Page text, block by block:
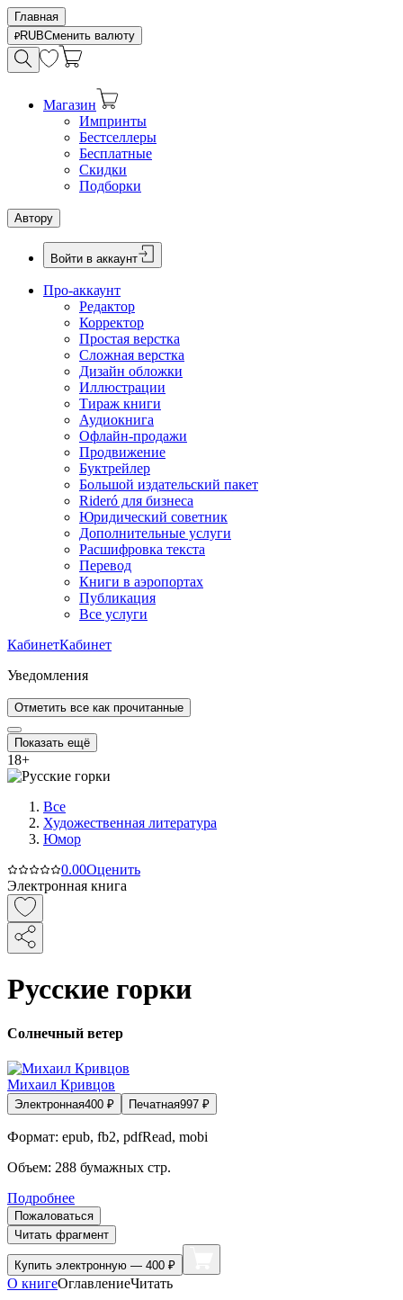
Главная
RUBСменить валюту
Магазин
Импринты
Бестселлеры
Бесплатные
Скидки
Подборки
Автору
Войти в аккаунт
Про-аккаунт
Редактор
Корректор
Простая верстка
Сложная верстка
Дизайн обложки
Иллюстрации
Тираж книги
Аудиокнига
Офлайн-продажи
Продвижение
Буктрейлер
Большой издательский пакет
Rideró для бизнеса
Юридический советник
Дополнительные услуги
Расшифровка текста
Перевод
Книги в аэропортах
Публикация
Все услуги
КабинетКабинет
Уведомления
Отметить все как прочитанные
Показать ещё
18+
Все
Художественная литература
Юмор
0.00Оценить
Электронная книга
Русские горки
Солнечный ветер
Михаил Кривцов
Электронная400 ₽ Печатная997 ₽
Формат: epub, fb2, pdfRead, mobi
Объем: 288 бумажных стр.
Подробнее
Пожаловаться
Читать фрагмент
Купить электронную — 400 ₽
О книгеОглавлениеЧитать